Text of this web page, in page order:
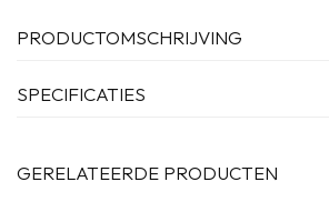
PRODUCTOMSCHRIJVING
SPECIFICATIES
GERELATEERDE PRODUCTEN